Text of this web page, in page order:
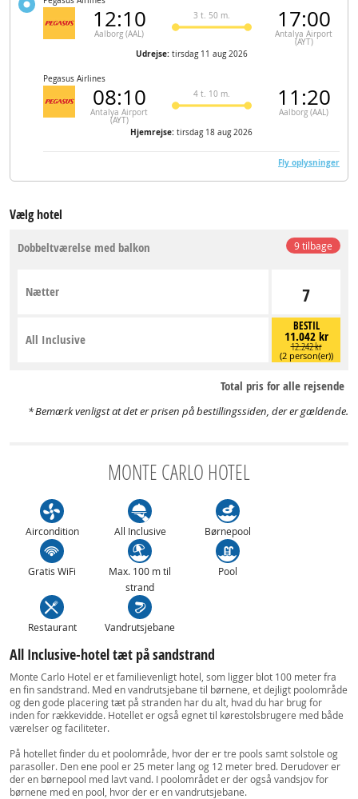
12:10
Aalborg (AAL)
3 t. 50 m. 17:00
Antalya Airport
(AYT)
Udrejse: tirsdag 11 aug 2026
Pegasus Airlines
08:10
Antalya Airport
(AYT)
4 t. 10 m. 11:20
Aalborg (AAL)
Hjemrejse: tirsdag 18 aug 2026
Fly oplysninger
Vælg hotel
9 tilbage
Dobbeltværelse med balkon
7
Nætter
BESTIL
11.042 kr
12.242 kr
(2 person(er))
All Inclusive
Total pris for alle rejsende
Bemærk venligst at det er prisen på bestillingssiden, der er gældende.
MONTE CARLO HOTEL
Aircondition All Inclusive Børnepool
Gratis WiFi
Max. 100 m til
strand
Pool
Restaurant Vandrutsjebane
All Inclusive-hotel tæt på sandstrand
Monte Carlo Hotel er et familievenligt hotel, som ligger blot 100 meter fra
en fin sandstrand. Med en vandrutsjebane til børnene, et dejligt poolområde
og den gode placering tæt på stranden har du alt, hvad du har brug for
inden for rækkevidde. Hotellet er også egnet til kørestolsbrugere med både
værelser og faciliteter.
På hotellet finder du et poolområde, hvor der er tre pools samt solstole og
parasoller. Den ene pool er 25 meter lang og 12 meter bred. Derudover er
der en børnepool med lavt vand. I poolområdet er der også vandsjov for
børnene med en pool, hvor der er en vandrutsjebane.